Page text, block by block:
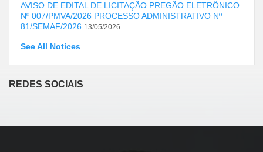
AVISO DE EDITAL DE LICITAÇÃO PREGÃO ELETRÔNICO
Nº 007/PMVA/2026 PROCESSO ADMINISTRATIVO Nº
81/SEMAF/2026 13/05/2026
See All Notices
REDES SOCIAIS